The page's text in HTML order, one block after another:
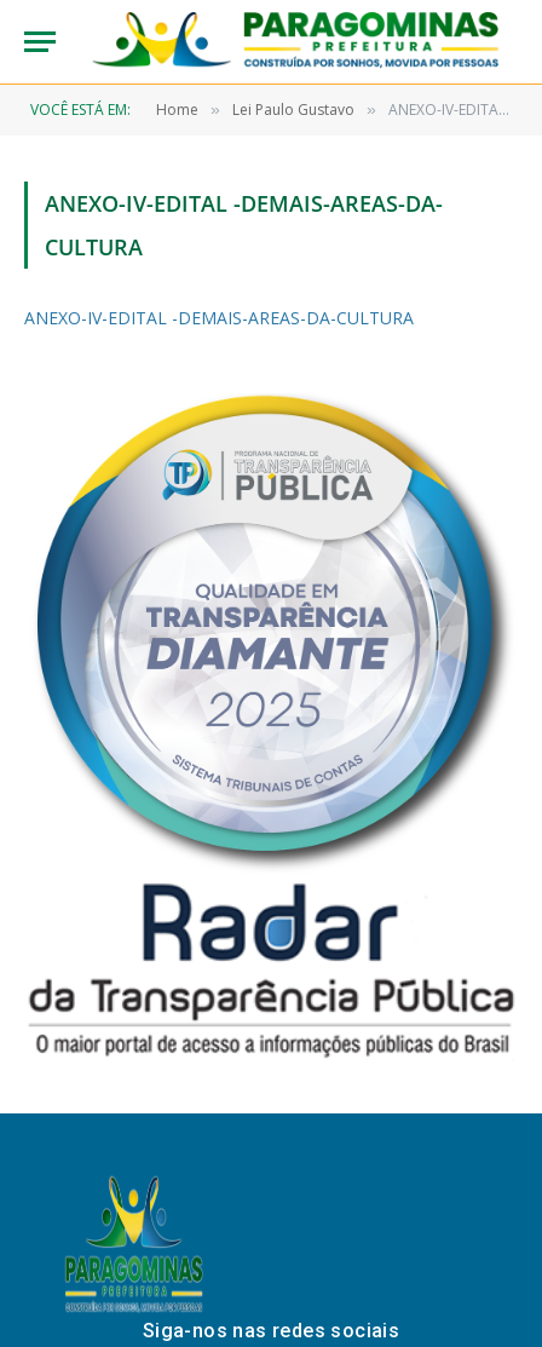
VOCÊ ESTÁ EM: Home » Lei Paulo Gustavo » ANEXO-IV-EDITAL -DEMAIS-AREAS-DA-CULTURA
ANEXO-IV-EDITAL -DEMAIS-AREAS-DA-
CULTURA
ANEXO-IV-EDITAL -DEMAIS-AREAS-DA-CULTURA
Siga-nos nas redes sociais